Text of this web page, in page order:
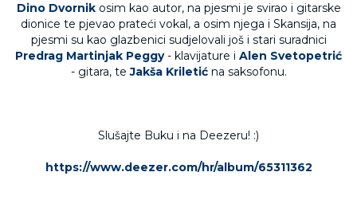
Dino Dvornikosim kao autor, na pjesmi je svirao i gitarske
dionice te pjevao prateći vokal, a osim njega i Skansija, na
pjesmi su kao glazbenici sudjelovali još i stari suradnici
Predrag Martinjak Peggy- klavijature i Alen Svetopetrić
- gitara, teJakša Kriletićna saksofonu.
Slušajte Buku i na Deezeru! :)
https://www.deezer.com/hr/album/65311362